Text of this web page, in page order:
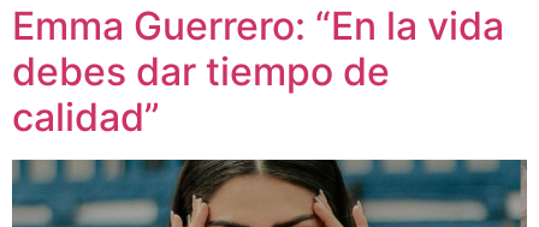
Emma Guerrero: “En la vida
debes dar tiempo de
calidad”